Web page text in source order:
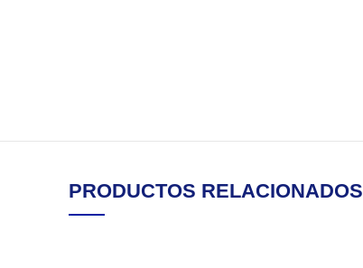
PRODUCTOS RELACIONADOS